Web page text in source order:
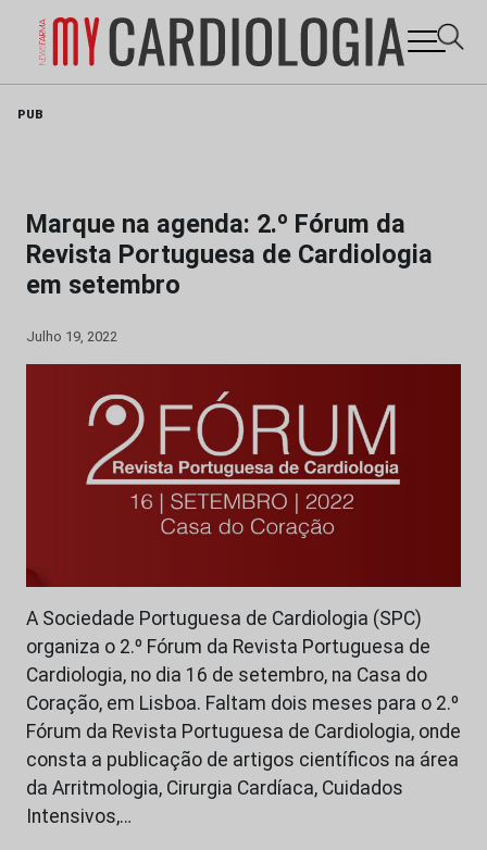
PUB
Marque na agenda: 2.º Fórum da
Revista Portuguesa de Cardiologia
em setembro
Julho 19, 2022
A Sociedade Portuguesa de Cardiologia (SPC)
organiza o 2.º Fórum da Revista Portuguesa de
Cardiologia, no dia 16 de setembro, na Casa do
Coração, em Lisboa. Faltam dois meses para o 2.º
Fórum da Revista Portuguesa de Cardiologia, onde
consta a publicação de artigos científicos na área
da Arritmologia, Cirurgia Cardíaca, Cuidados
Intensivos,…